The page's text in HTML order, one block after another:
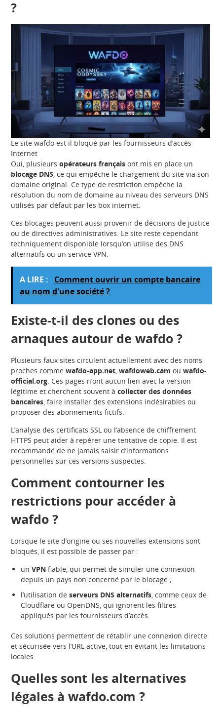
?
Le site wafdo est il bloqué par les fournisseurs d’accès
Internet
Oui, plusieursopérateurs français ont mis en place un
blocage DNS, ce qui empêche le chargement du site via son
domaine original. Ce type de restriction empêche la
résolution du nom de domaine au niveau des serveurs DNS
utilisés par défaut par les box internet.
Ces blocages peuvent aussi provenir de décisions de justice
ou de directives administratives. Le site reste cependant
techniquement disponible lorsqu’on utilise des DNS
alternatifs ou un service VPN.
A LIRE :
Comment ouvrir un compte bancaire
au nom d'une société ?
Existe-t-il des clones ou des
arnaques autour de wafdo ?
Plusieurs faux sites circulent actuellement avec des noms
proches commewafdo-app.net,wafdoweb.cam ouwafdo-
official.org. Ces pages n’ont aucun lien avec la version
légitime et cherchent souvent àcollecter des données
bancaires, faire installer des extensions indésirables ou
proposer des abonnements fictifs.
L’analyse des certificats SSL ou l’absence de chiffrement
HTTPS peut aider à repérer une tentative de copie. Il est
recommandé de ne jamais saisir d’informations
personnelles sur ces versions suspectes.
Comment contourner les
restrictions pour accéder à
wafdo ?
Lorsque le site d’origine ou ses nouvelles extensions sont
bloqués, il est possible de passer par :
unVPN fiable, qui permet de simuler une connexion
depuis un pays non concerné par le blocage ;
l’utilisation deserveurs DNS alternatifs, comme ceux de
Cloudflare ou OpenDNS, qui ignorent les filtres
appliqués par les fournisseurs d’accès.
Ces solutions permettent de rétablir une connexion directe
et sécurisée vers l’URL active, tout en évitant les limitations
locales.
Quelles sont les alternatives
légales à wafdo.com ?